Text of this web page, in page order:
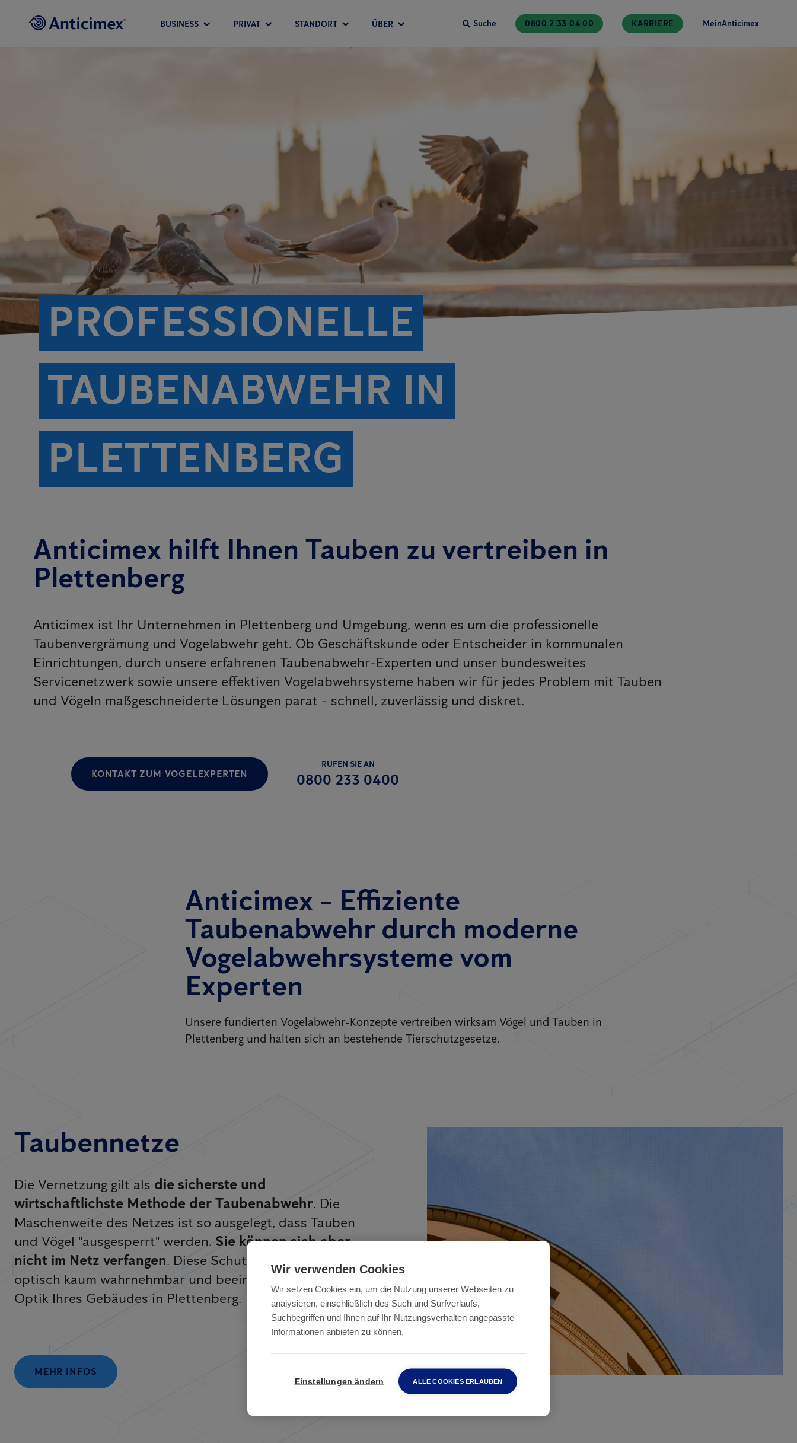
BUSINESS PRIVAT STANDORT ÜBER Suche 0800 2 33 04 00 KARRIERE MeinAnticimex
PROFESSIONELLE
TAUBENABWEHR IN
PLETTENBERG
Anticimex hilft Ihnen Tauben zu vertreiben in
Plettenberg
Anticimex ist Ihr Unternehmen in Plettenberg und Umgebung, wenn es um die professionelle
Taubenvergrämung und Vogelabwehr geht. Ob Geschäftskunde oder Entscheider in kommunalen
Einrichtungen, durch unsere erfahrenen Taubenabwehr-Experten und unser bundesweites
Servicenetzwerk sowie unsere effektiven Vogelabwehrsysteme haben wir für jedes Problem mit Tauben
und Vögeln maßgeschneiderte Lösungen parat - schnell, zuverlässig und diskret.
KONTAKT ZUM VOGELEXPERTEN
RUFEN SIE AN
0800 233 0400
Anticimex - Effiziente
Taubenabwehr durch moderne
Vogelabwehrsysteme vom
Experten
Unsere fundierten Vogelabwehr-Konzepte vertreiben wirksam Vögel und Tauben in
Plettenberg und halten sich an bestehende Tierschutzgesetze.
Taubennetze
Die Vernetzung gilt als die sicherste und
wirtschaftlichste Methode der Taubenabwehr. Die
Maschenweite des Netzes ist so ausgelegt, dass Tauben
und Vögel "ausgesperrt" werden.Sie können sich aber
nicht im Netz verfangen. Diese Schutzmaßnahme ist
optisch kaum wahrnehmbar und beeinträchtig nicht die
Optik Ihres Gebäudes in Plettenberg.
MEHR INFOS
Wir verwenden Cookies
Wir setzen Cookies ein, um die Nutzung unserer Webseiten zu
analysieren, einschließlich des Such und Surfverlaufs,
Suchbegriffen und Ihnen auf Ihr Nutzungsverhalten angepasste
Informationen anbieten zu können.
Einstellungen ändern ALLE COOKIES ERLAUBEN